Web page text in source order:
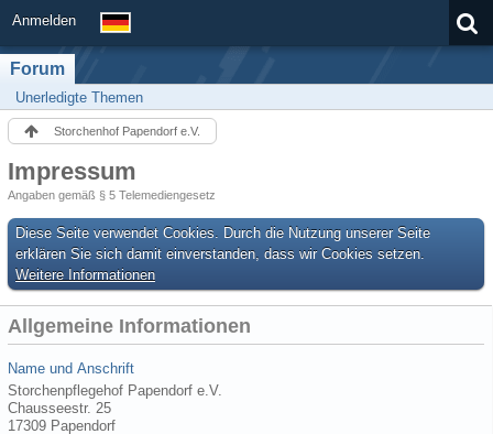
Anmelden
Forum
Unerledigte Themen
Storchenhof Papendorf e.V.
Impressum
Angaben gemäß § 5 Telemediengesetz
Diese Seite verwendet Cookies. Durch die Nutzung unserer Seite
erklären Sie sich damit einverstanden, dass wir Cookies setzen.
Weitere Informationen
Allgemeine Informationen
Name und Anschrift
Storchenpflegehof Papendorf e.V.
Chausseestr. 25
17309 Papendorf